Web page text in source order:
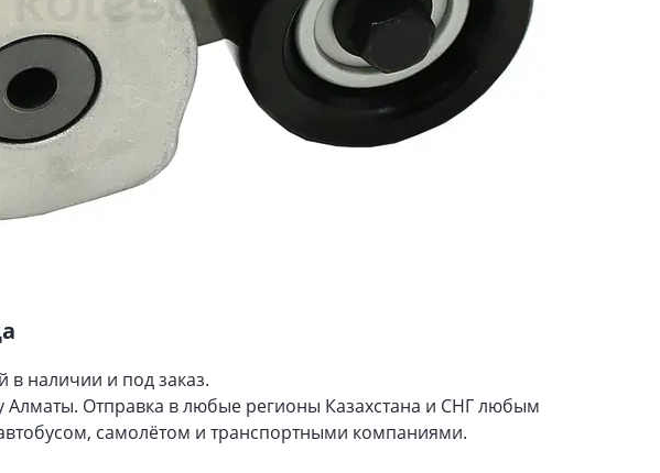
наличии и под заказ.
Алматы. Отправка в любые регионы Казахстана и СНГ любым
самолётом и транспортными компаниями.